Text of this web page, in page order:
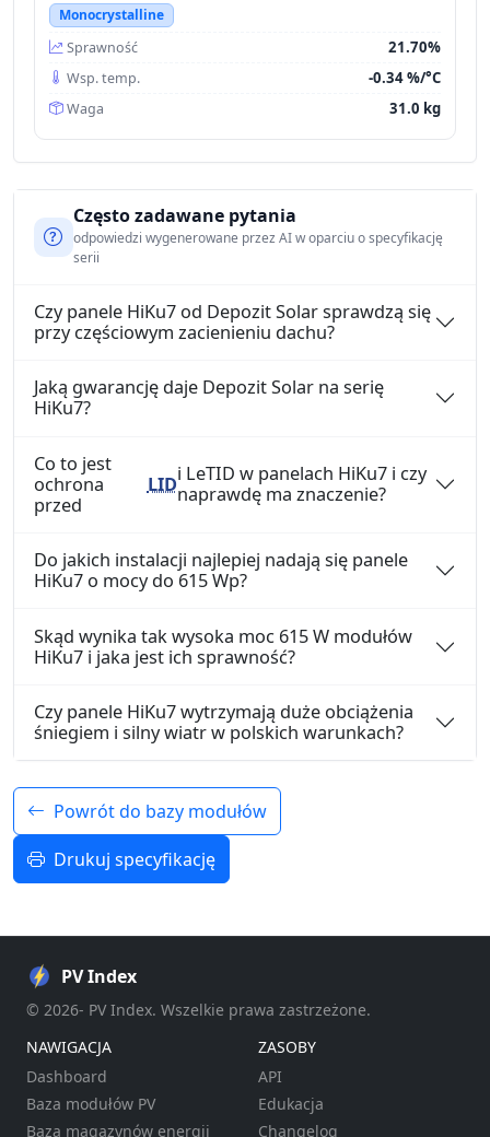
Monocrystalline
Sprawność
21.70%
Wsp. temp. -0.34 %/°C
Waga 31.0 kg
Często zadawane pytania
odpowiedzi wygenerowane przez AI w oparciu o specyfikację
serii
Czy panele HiKu7 od Depozit Solar sprawdzą się
przy częściowym zacienieniu dachu?
Jaką gwarancję daje Depozit Solar na serię
HiKu7?
Co to jest
ochrona
przed
LIDi LeTID w panelach HiKu7 i czy
naprawdę ma znaczenie?
Do jakich instalacji najlepiej nadają się panele
HiKu7 o mocy do 615 Wp?
Skąd wynika tak wysoka moc 615 W modułów
HiKu7 i jaka jest ich sprawność?
Czy panele HiKu7 wytrzymają duże obciążenia
śniegiem i silny wiatr w polskich warunkach?
Powrót do bazy modułów
Drukuj specyfikację
PV Index
© 2026- PV Index. Wszelkie prawa zastrzeżone.
NAWIGACJA
Dashboard
Baza modułów PV
Baza magazynów energii
ZASOBY
API
Edukacja
Changelog